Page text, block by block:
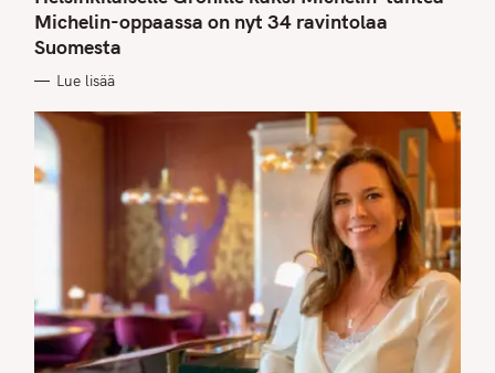
E
G
O
R
I
S
Michelin-oppaassa on nyt 34 ravintolaa
Suomesta
Lue lisää